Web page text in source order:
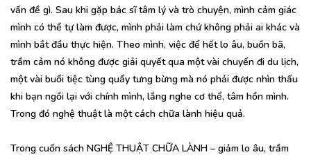
vấn đề gì. Sau khi gặp bác sĩ tâm lý và trò chuyện, mình cảm giác
mình có thể tự làm được, mình phải làm chứ không phải ai khác và
mình bắt đầu thực hiện. Theo mình, việc để hết lo âu, buồn bã,
trầm cảm nó không được giải quyết qua một vài chuyến đi du lịch,
một vài buổi tiệc tùng quẩy tưng bừng mà nó phải được nhìn thấu
khi bạn ngồi lại với chính mình, lắng nghe cơ thể, tâm hồn mình.
Trong đó nghệ thuật là một cách chữa lành hiệu quả.
Trong cuốn sách NGHỆ THUẬT CHỮA LÀNH – giảm lo âu, trầm